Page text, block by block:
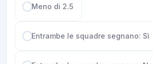
Meno di 2.5
Entrambe le squadre segnano: Sì